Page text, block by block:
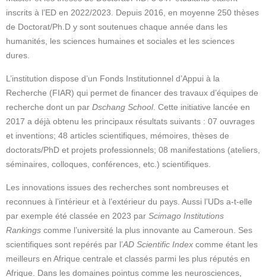
inscrits à l’ED en 2022/2023. Depuis 2016, en moyenne 250 thèses
de Doctorat/Ph.D y sont soutenues chaque année dans les
humanités, les sciences humaines et sociales et les sciences
dures.
L’institution dispose d’un Fonds Institutionnel d’Appui à la
Recherche (FIAR) qui permet de financer des travaux d’équipes de
recherche dont un par Dschang School. Cette initiative lancée en
2017 a déjà obtenu les principaux résultats suivants : 07 ouvrages
et inventions; 48 articles scientifiques, mémoires, thèses de
doctorats/PhD et projets professionnels; 08 manifestations (ateliers,
séminaires, colloques, conférences, etc.) scientifiques.
Les innovations issues des recherches sont nombreuses et
reconnues à l’intérieur et à l’extérieur du pays. Aussi l’UDs a-t-elle
par exemple été classée en 2023 par Scimago Institutions
Rankings comme l’université la plus innovante au Cameroun. Ses
scientifiques sont repérés par l’AD Scientific Index comme étant les
meilleurs en Afrique centrale et classés parmi les plus réputés en
Afrique. Dans les domaines pointus comme les neurosciences,